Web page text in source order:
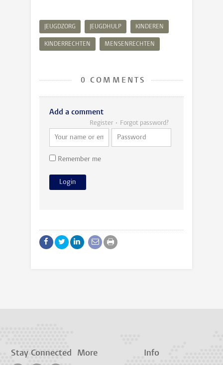
JEUGDZORG JEUGDHULP KINDEREN
KINDERRECHTEN MENSENRECHTEN
0 COMMENTS
Add a comment
Register Forgot password?
Remember me
Stay Connected More Info